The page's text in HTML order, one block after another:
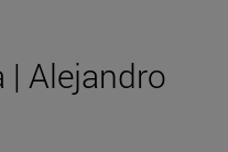
| Alejandro